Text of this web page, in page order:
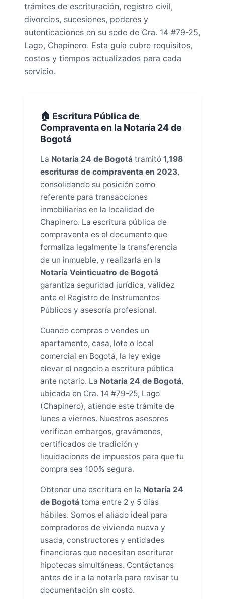
trámites de escrituración, registro civil,
divorcios, sucesiones, poderes y
autenticaciones en su sede de Cra. 14 #79-25,
Lago, Chapinero. Esta guía cubre requisitos,
costos y tiempos actualizados para cada
servicio.
🏠 Escritura Pública de
Compraventa en la Notaría 24 de
Bogotá
La Notaría 24 de Bogotá tramitó 1,198
escrituras de compraventa en 2023,
consolidando su posición como
referente para transacciones
inmobiliarias en la localidad de
Chapinero. La escritura pública de
compraventa es el documento que
formaliza legalmente la transferencia
de un inmueble, y realizarla en la
Notaría Veinticuatro de Bogotá
garantiza seguridad jurídica, validez
ante el Registro de Instrumentos
Públicos y asesoría profesional.
Cuando compras o vendes un
apartamento, casa, lote o local
comercial en Bogotá, la ley exige
elevar el negocio a escritura pública
ante notario. La Notaría 24 de Bogotá,
ubicada en Cra. 14 #79-25, Lago
(Chapinero), atiende este trámite de
lunes a viernes. Nuestros asesores
verifican embargos, gravámenes,
certificados de tradición y
liquidaciones de impuestos para que tu
compra sea 100% segura.
Obtener una escritura en la Notaría 24
de Bogotá toma entre 2 y 5 días
hábiles. Somos el aliado ideal para
compradores de vivienda nueva y
usada, constructores y entidades
financieras que necesitan escriturar
hipotecas simultáneas. Contáctanos
antes de ir a la notaría para revisar tu
documentación sin costo.